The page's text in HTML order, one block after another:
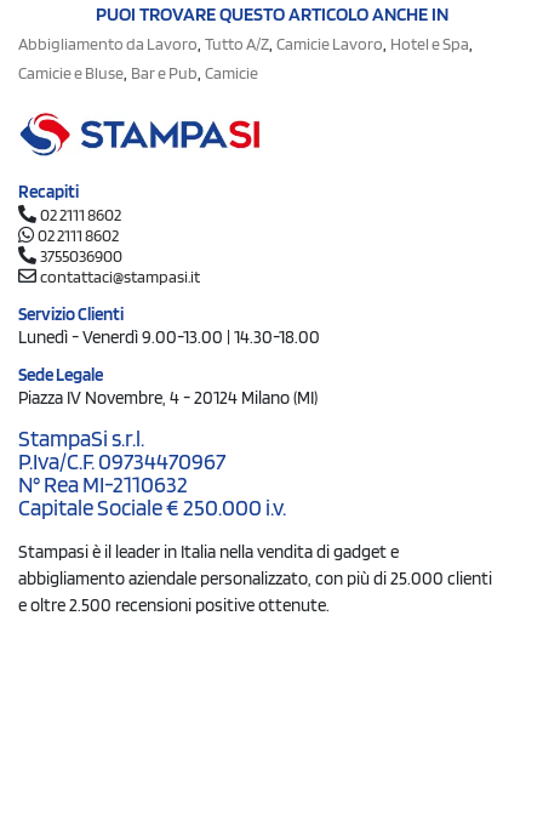
PUOI TROVARE QUESTO ARTICOLO ANCHE IN
Abbigliamento da Lavoro Tutto A/Z Camicie Lavoro Hotel e Spa
Camicie e Bluse Bar e Pub Camicie
Recapiti
02 2111 8602
02 2111 8602
3755036900
contattaci@stampasi.it
Servizio Clienti
Lunedì - Venerdì 9.00-13.00 | 14.30-18.00
Sede Legale
Piazza IV Novembre, 4 - 20124 Milano (MI)
StampaSi s.r.l.
P.Iva/C.F. 09734470967
N° Rea MI-2110632
Capitale Sociale € 250.000 i.v.
Stampasi è il leader in Italia nella vendita di gadget e
abbigliamento aziendale personalizzato, con più di 25.000 clienti
e oltre 2.500 recensioni positive ottenute.